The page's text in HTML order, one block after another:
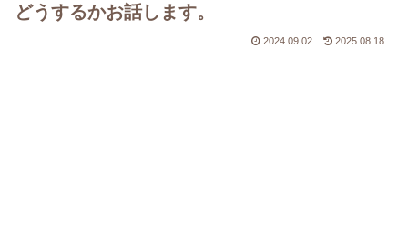
どうするかお話します。
2024.09.02 2025.08.18